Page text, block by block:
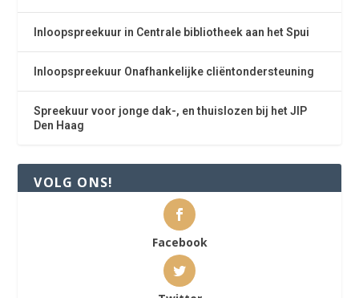
Inloopspreekuur in Centrale bibliotheek aan het Spui
Inloopspreekuur Onafhankelijke cliëntondersteuning
Spreekuur voor jonge dak-, en thuislozen bij het JIP
Den Haag
VOLG ONS!
Facebook